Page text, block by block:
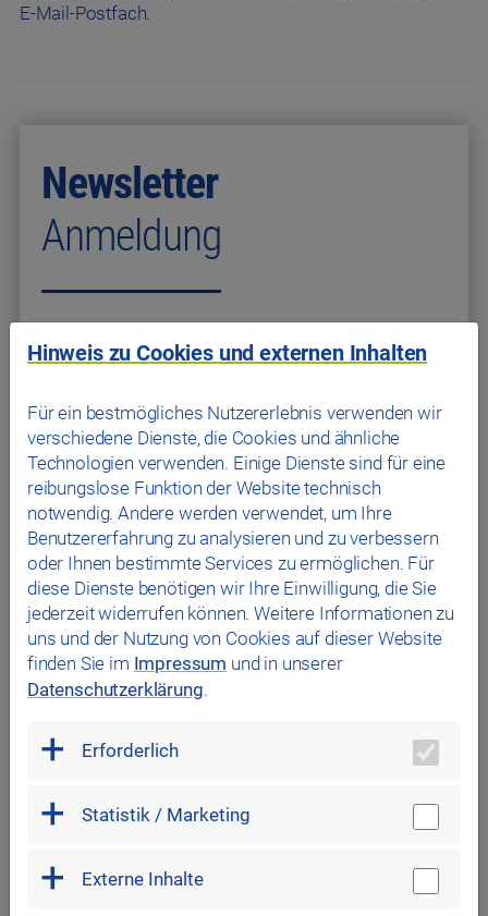
E-Mail-Postfach.
Hinweis zu Cookies und externen Inhalten
Für ein bestmögliches Nutzererlebnis verwenden wir
verschiedene Dienste, die Cookies und ähnliche
Technologien verwenden. Einige Dienste sind für eine
reibungslose Funktion der Website technisch
notwendig. Andere werden verwendet, um Ihre
Benutzererfahrung zu analysieren und zu verbessern
oder Ihnen bestimmte Services zu ermöglichen. Für
diese Dienste benötigen wir Ihre Einwilligung, die Sie
jederzeit widerrufen können. Weitere Informationen zu
uns und der Nutzung von Cookies auf dieser Website
finden Sie im Impressum und in unserer
Datenschutzerklärung.
Erforderlich
Statistik / Marketing
Externe Inhalte